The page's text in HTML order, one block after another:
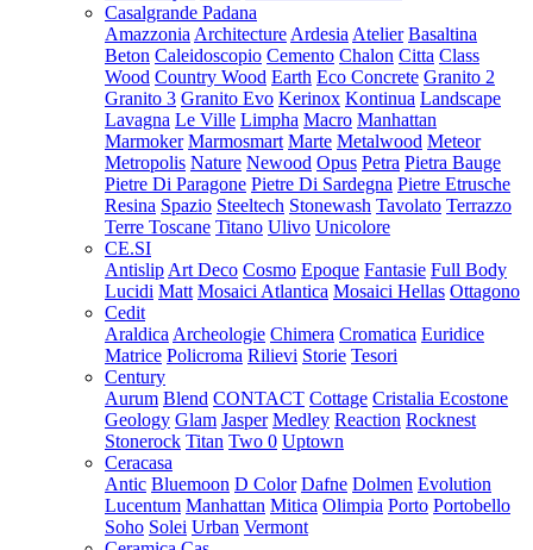
Casalgrande Padana
Amazzonia Architecture Ardesia Atelier Basaltina
Beton Caleidoscopio Cemento Chalon Citta Class
Wood Country Wood Earth Eco Concrete Granito 2
Granito 3 Granito Evo Kerinox Kontinua Landscape
Lavagna Le Ville Limpha Macro Manhattan
Marmoker Marmosmart Marte Metalwood Meteor
Metropolis Nature Newood Opus Petra Pietra Bauge
Pietre Di Paragone Pietre Di Sardegna Pietre Etrusche
Resina Spazio Steeltech Stonewash Tavolato Terrazzo
Terre Toscane Titano Ulivo Unicolore
CE.SI
Antislip Art Deco Cosmo Epoque Fantasie Full Body
Lucidi Matt Mosaici Atlantica Mosaici Hellas Ottagono
Cedit
Araldica Archeologie Chimera Cromatica Euridice
Matrice Policroma Rilievi Storie Tesori
Century
Aurum Blend CONTACT Cottage Cristalia Ecostone
Geology Glam Jasper Medley Reaction Rocknest
Stonerock Titan Two 0 Uptown
Ceracasa
Antic Bluemoon D Color Dafne Dolmen Evolution
Lucentum Manhattan Mitica Olimpia Porto Portobello
Soho Solei Urban Vermont